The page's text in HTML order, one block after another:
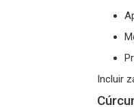
Incluir